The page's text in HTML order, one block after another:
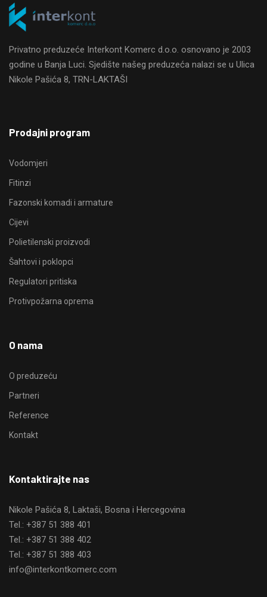
Privatno preduzeće Interkont Komerc d.o.o. osnovano je 2003
godine u Banja Luci. Sjedište našeg preduzeća nalazi se u Ulica
Nikole Pašića 8, TRN-LAKTAŠI
Prodajni program
Vodomjeri
Fitinzi
Fazonski komadi i armature
Cijevi
Polietilenski proizvodi
Šahtovi i poklopci
Regulatori pritiska
Protivpožarna oprema
O nama
O preduzeću
Partneri
Reference
Kontakt
Kontaktirajte nas
Nikole Pašića 8, Laktaši, Bosna i Hercegovina
Tel.: +387 51 388 401
Tel.: +387 51 388 402
Tel.: +387 51 388 403
info@interkontkomerc.com